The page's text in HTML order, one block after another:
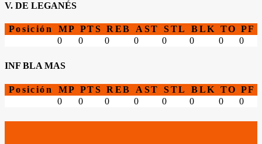
V. DE LEGANÉS
Posición MP PTS REB AST STL BLK TO PF
0
0 0 0 0 0 0 0
INF BLA MAS
Posición MP PTS REB AST STL BLK TO PF
0
0 0 0 0 0 0 0